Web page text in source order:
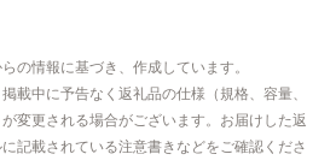
の情報に基づき、作成しています。
載中に予告なく返礼品の仕様（規格、容量、
変更される場合がございます。お届けした返
記載されている注意書きなどをご確認くださ